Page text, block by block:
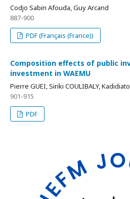
Codjo Sabin Afouda, Guy Arcand
887-900
PDF (Français (France))
Composition effects of public
investment in WAEMU
Pierre GUEI, Siriki COULIBALY,
901-915
PDF